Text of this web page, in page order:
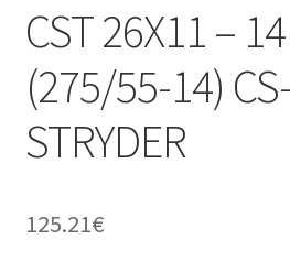
CST 26X11 –
(275/55-14)
STRYDER
125.21€